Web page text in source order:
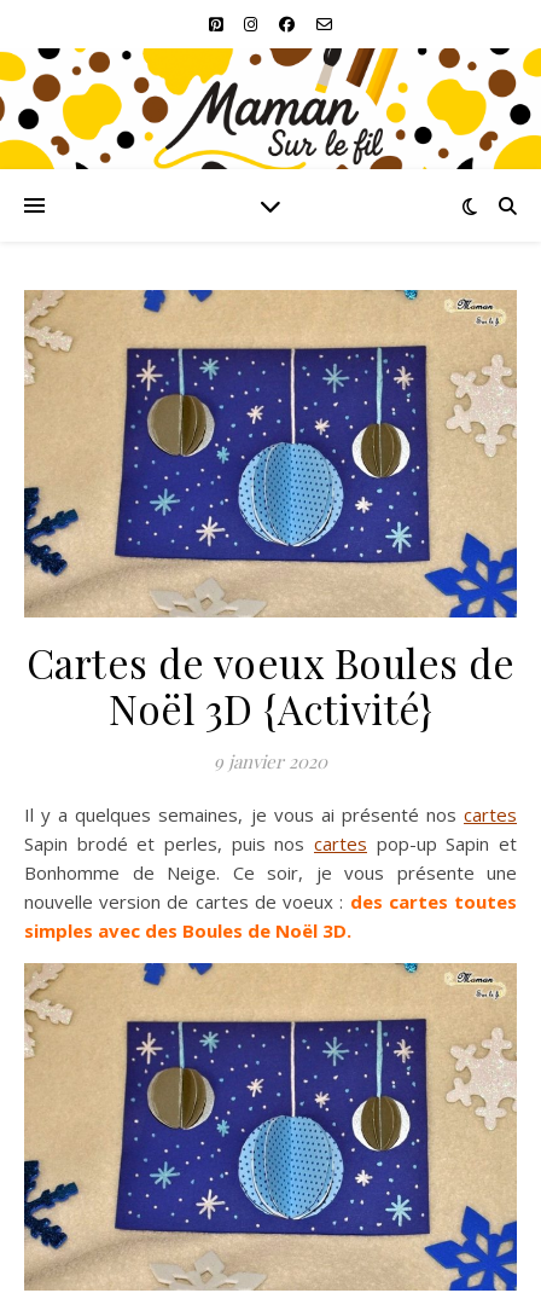
Cartes de voeux Boules de
Noël 3D {Activité}
9 janvier 2020
Il y a quelques semaines, je vous ai présenté nos cartes
Sapin brodé et perles, puis nos cartes pop-up Sapin et
Bonhomme de Neige. Ce soir, je vous présente une
nouvelle version de cartes de voeux : des cartes toutes
simples avec des Boules de Noël 3D.